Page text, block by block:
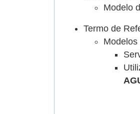
Modelo
Termo de